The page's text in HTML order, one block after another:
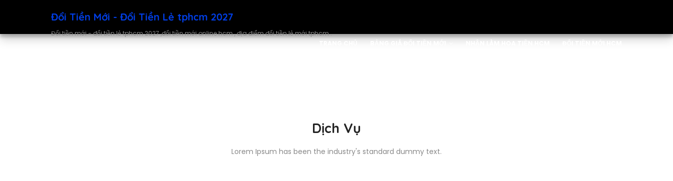
Đổi Tiền Mới - Đổi Tiền Lẻ tphcm 2027
Đổi tiền mới - đổi tiền lẻ tphcm 2027 ,đổi tiền mới online hcm , địa điểm đổi tiền lẻ mới tphcm .
Dịch Vụ
Lorem Ipsum has been the industry's standard dummy text.